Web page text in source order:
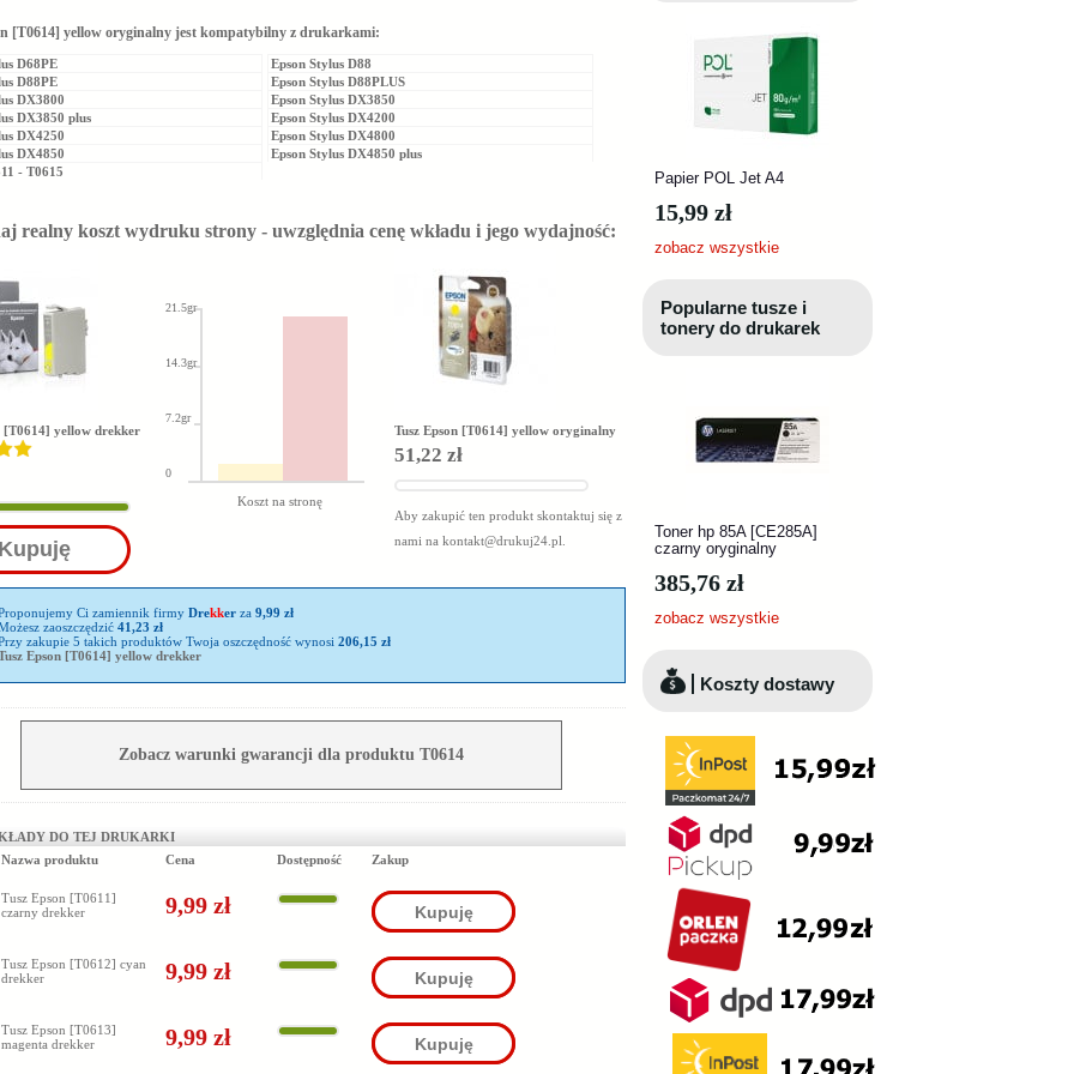
[T0614] yellow oryginalny jest kompatybilny z drukarkami:
D68PE
Epson Stylus D88
D88PE
Epson Stylus D88PLUS
DX3800
Epson Stylus DX3850
DX3850 plus
Epson Stylus DX4200
DX4250
Epson Stylus DX4800
DX4850
Epson Stylus DX4850 plus
- T0615
realny koszt wydruku strony - uwzględnia cenę wkładu i jego wydajność:
[T0614] yellow drekker
21.5gr
14.3gr
7.2gr
0
Koszt na stronę
Tusz Epson [T0614] yellow oryginalny
51,22 zł
Aby zakupić ten produkt skontaktuj się z
nami na kontakt@drukuj24.pl
Ci zamiennik firmy Drekker za 9,99 zł
zaoszczędzić 41,23 zł
zakupie 5 takich produktów Twoja oszczędność wynosi 206,15 zł
Epson [T0614] yellow drekker
Zobacz warunki gwarancji dla produktu T0614
DO TEJ DRUKARKI
Nazwa produktu
Cena Dostępność Zakup
Tusz Epson [T0611]
czarny drekker
9,99 zł Kupuję
Tusz Epson [T0612] cyan
drekker
9,99 zł Kupuję
Tusz Epson [T0613]
magenta drekker
9,99 zł Kupuję
Papier POL Jet A4
15,99 zł
zobacz wszystkie
Popularne tusze i
tonery do drukarek
Toner hp 85A [CE285A]
czarny oryginalny
385,76 zł
zobacz wszystkie
Koszty dostawy